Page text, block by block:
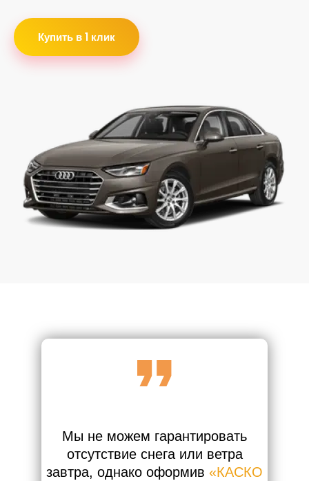
Купить в 1 клик
Мы не можем гарантировать
отсутствие снега или ветра
завтра, однако оформив «КАСКО